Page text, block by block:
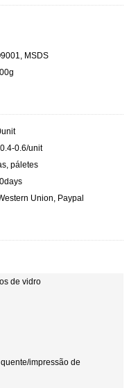
MSDS
0.6/unit
páletes
Union, Paypal
de vidro
impressão de